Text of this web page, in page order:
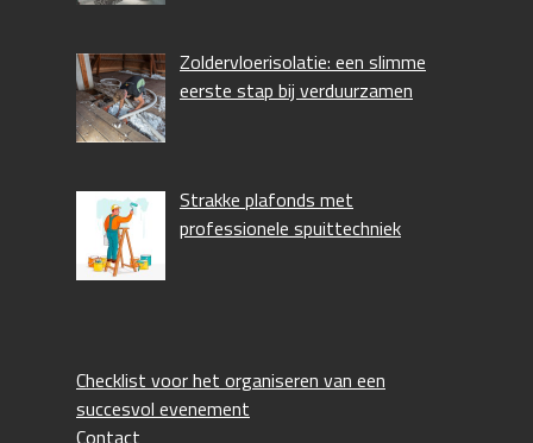
Zoldervloerisolatie: een slimme
eerste stap bij verduurzamen
Strakke plafonds met
professionele spuittechniek
Checklist voor het organiseren van een
succesvol evenement
Contact